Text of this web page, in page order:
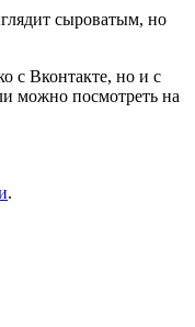
сыроватым, но
с Вконтакте, но и с
можно посмотреть на
.